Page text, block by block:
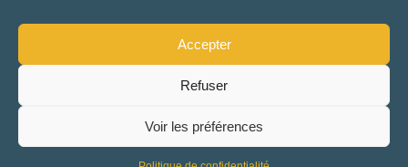
Accepter
Refuser
Voir les préférences
Mentions légales et politique de confidentialité
Fait avec amour par Waouh
Rechercher